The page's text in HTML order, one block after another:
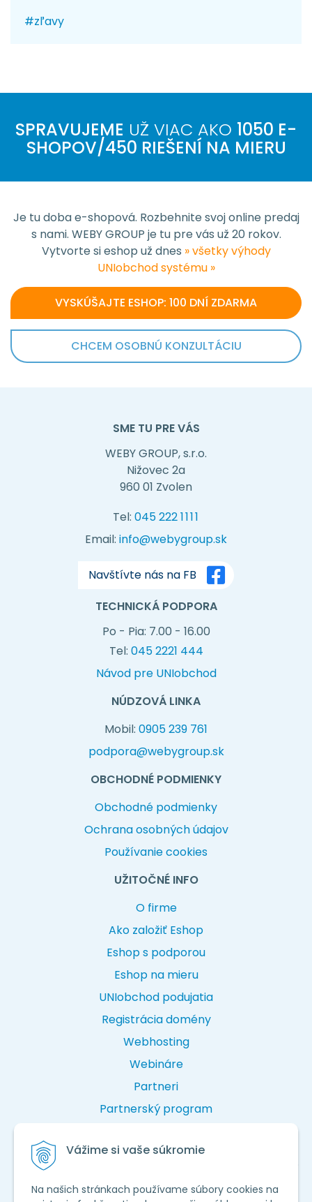
Vážime si vaše súkromie
Na našich stránkach používame súbory cookies na
zľavy
SPRAVUJEME UŽ VIAC AKO 1050 E-
SHOPOV/450 RIEŠENÍ NA MIERU
Je tu doba e-shopová. Rozbehnite svoj online predaj
s nami. WEBY GROUP je tu pre vás už 20 rokov.
Vytvorte si eshop už dnes » všetky výhody
UNIobchod systému »
VYSKÚŠAJTE ESHOP: 100 DNÍ ZDARMA
CHCEM OSOBNÚ KONZULTÁCIU
SME TU PRE VÁS
WEBY GROUP, s.r.o.
Nižovec 2a
960 01 Zvolen
Tel: 045 2221111
Email: info@webygroup.sk
Navštívte nás na FB
TECHNICKÁ PODPORA
Po - Pia: 7.00 - 16.00
Tel: 045 2221 444
Návod pre UNIobchod
NÚDZOVÁ LINKA
Mobil: 0905 239 761
podpora@webygroup.sk
OBCHODNÉ PODMIENKY
Obchodné podmienky
Ochrana osobných údajov
Používanie cookies
UŽITOČNÉ INFO
O firme
Ako založiť Eshop
Eshop s podporou
Eshop na mieru
UNIobchod podujatia
Registrácia domény
Webhosting
Webináre
Partneri
Partnerský program
Dostávajte najnovšie informácie pre weby a eshopy.